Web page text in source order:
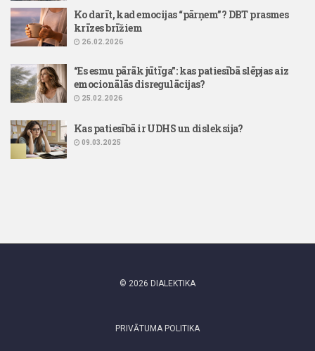
Ko darīt, kad emocijas “pārņem”? DBT prasmes
krīzes brīžiem
26.02.2026
“Es esmu pārāk jūtīga”: kas patiesībā slēpjas aiz
emocionālās disregulācijas?
25.02.2026
Kas patiesībā ir UDHS un disleksija?
09.03.2025
© 2026 DIALEKTIKA
PRIVĀTUMA POLITIKA